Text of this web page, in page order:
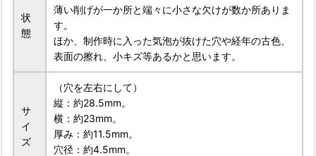
状
態
薄い削げが一か所と端々に小さな欠けが数か所ありま
す。
ほか、制作時に入った気泡が抜けた穴や経年の古色、
表面の擦れ、小キズ等あるかと思います。
サ
イ
ズ
（穴を左右にして）
縦：約28.5mm。
横：約23mm。
厚み：約11.5mm。
穴径：約4.5mm。